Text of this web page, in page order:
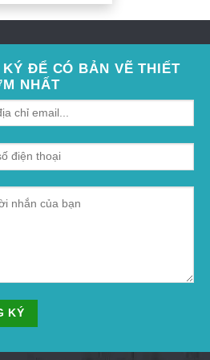
ĐỂ CÓ BẢN VẼ THIẾT
NHẤT